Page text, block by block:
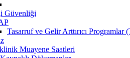
Güvenliği
Tasarruf ve Gelir Arttırıcı Programlar
Muayene Saatleri